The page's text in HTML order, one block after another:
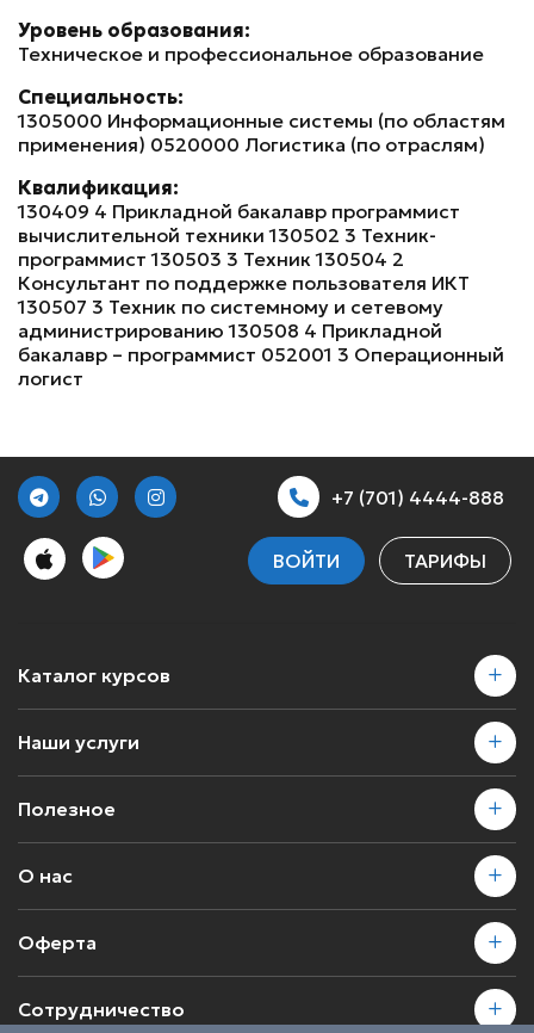
Уровень образования:
Техническое и профессиональное образование
Специальность:
1305000 Информационные системы (по областям
применения) 0520000 Логистика (по отраслям)
Квалификация:
130409 4 Прикладной бакалавр программист
вычислительной техники 130502 3 Техник-
программист 130503 3 Техник 130504 2
Консультант по поддержке пользователя ИКТ
130507 3 Техник по системному и сетевому
администрированию 130508 4 Прикладной
бакалавр – программист 052001 3 Операционный
логист
+7 (701) 4444-888
ВОЙТИ ТАРИФЫ
Каталог курсов
Наши услуги
Полезное
О нас
Оферта
Сотрудничество